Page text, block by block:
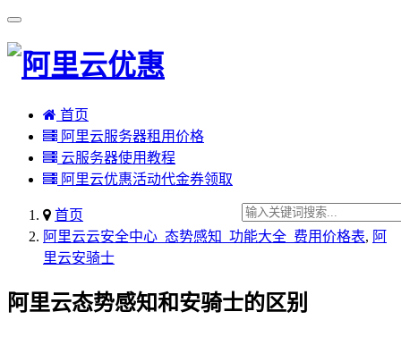
首页
阿里云服务器租用价格
云服务器使用教程
阿里云优惠活动代金券领取
首页
阿里云云安全中心_态势感知_功能大全_费用价格表, 阿
里云安骑士
阿里云态势感知和安骑士的区别